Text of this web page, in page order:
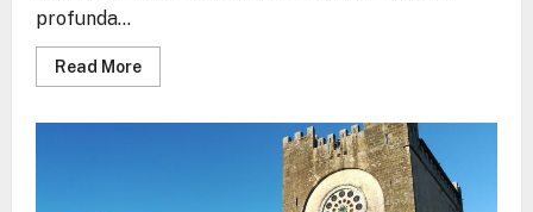
profunda...
Read MoreRead
more